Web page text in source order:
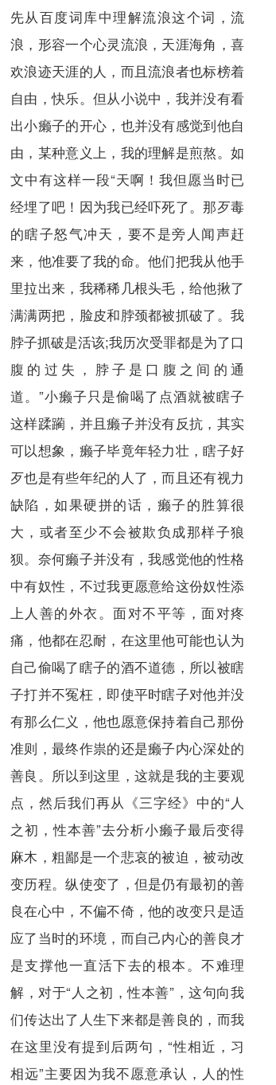
先从百度词库中理解流浪这个词，流
浪，形容一个心灵流浪，天涯海角，喜
欢浪迹天涯的人，而且流浪者也标榜着
自由，快乐。但从小说中，我并没有看
出小癞子的开心，也并没有感觉到他自
由，某种意义上，我的理解是煎熬。如
文中有这样一段“天啊！我但愿当时已
经埋了吧！因为我已经吓死了。那歹毒
的瞎子怒气冲天，要不是旁人闻声赶
来，他准要了我的命。他们把我从他手
里拉出来，我稀稀几根头毛，给他揪了
满满两把，脸皮和脖颈都被抓破了。我
脖子抓破是活该;我历次受罪都是为了口
腹的过失，脖子是口腹之间的通
道。”小癞子只是偷喝了点酒就被瞎子
这样蹂躏，并且癞子并没有反抗，其实
可以想象，癞子毕竟年轻力壮，瞎子好
歹也是有些年纪的人了，而且还有视力
缺陷，如果硬拼的话，癞子的胜算很
大，或者至少不会被欺负成那样子狼
狈。奈何癞子并没有，我感觉他的性格
中有奴性，不过我更愿意给这份奴性添
上人善的外衣。面对不平等，面对疼
痛，他都在忍耐，在这里他可能也认为
自己偷喝了瞎子的酒不道德，所以被瞎
子打并不冤枉，即使平时瞎子对他并没
有那么仁义，他也愿意保持着自己那份
准则，最终作祟的还是癞子内心深处的
善良。所以到这里，这就是我的主要观
点，然后我们再从《三字经》中的“人
之初，性本善”去分析小癞子最后变得
麻木，粗鄙是一个悲哀的被迫，被动改
变历程。纵使变了，但是仍有最初的善
良在心中，不偏不倚，他的改变只是适
应了当时的环境，而自己内心的善良才
是支撑他一直活下去的根本。不难理
解，对于“人之初，性本善”，这句向我
们传达出了人生下来都是善良的，而我
在这里没有提到后两句，“性相近，习
相远”主要因为我不愿意承认，人的性